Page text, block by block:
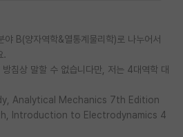
판B(양자역학&열통계물리학)로 나누어서
.
침상 말할 수 없습니다만, 저는 4대역학 대
Analytical Mechanics 7th Edition
Introduction to Electrodynamics 4